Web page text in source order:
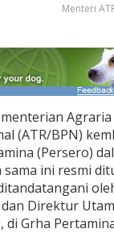
Menteri
(ATR/BPN)
(Persero)
ini resmi
Direktur
Grha